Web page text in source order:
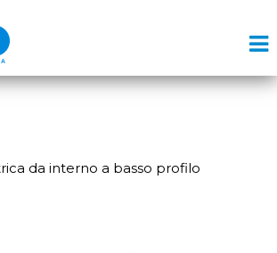
da interno a basso profilo